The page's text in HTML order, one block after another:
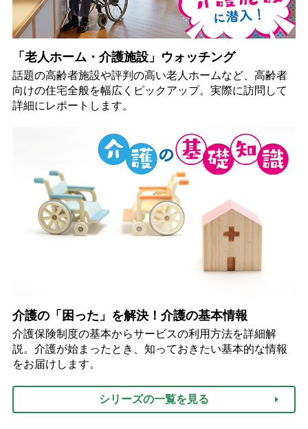
「老人ホーム・介護施設」ウォッチング
話題の高齢者施設や評判の高い老人ホームなど、高齢者
向けの住宅全般を幅広くピックアップ。実際に訪問して
詳細にレポートします。
介護の「困った」を解決！介護の基本情報
介護保険制度の基本からサービスの利用方法を詳細解
説。介護が始まったとき、知っておきたい基本的な情報
をお届けします。
シリーズの一覧を見る